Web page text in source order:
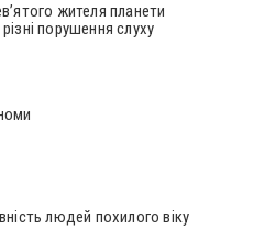
жителя планети
порушення слуху
людей похилого віку